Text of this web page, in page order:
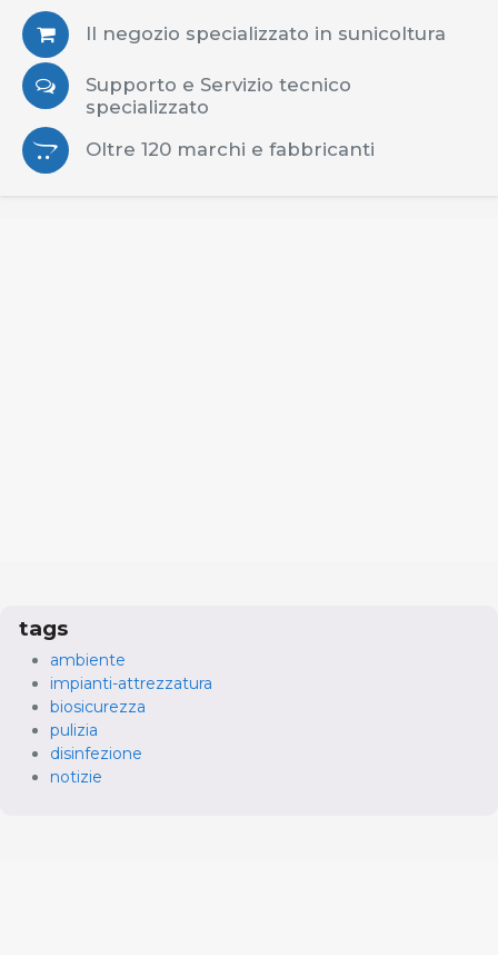
Il negozio specializzato in sunicoltura
Supporto e Servizio tecnico
specializzato
Oltre 120 marchi e fabbricanti
tags
ambiente
impianti-attrezzatura
biosicurezza
pulizia
disinfezione
notizie